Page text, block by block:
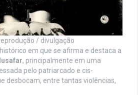
/ divulgação
em que se afirma e destaca a
, principalmente em uma
pelo patriarcado e cis-
desbocam, entre tantas violências,